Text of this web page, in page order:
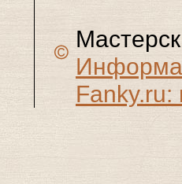
Fanky.ru: